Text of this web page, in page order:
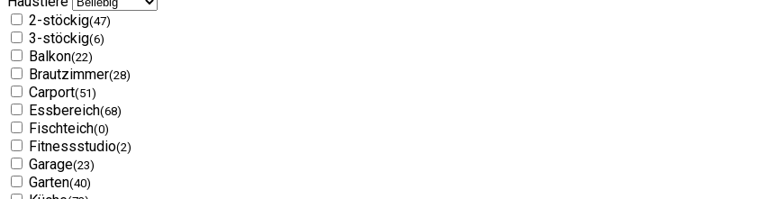
2-stöckig(47)
3-stöckig(6)
Balkon(22)
Brautzimmer(28)
Carport(51)
Essbereich(68)
Fischteich(0)
Fitnessstudio(2)
Garage(23)
Garten(40)